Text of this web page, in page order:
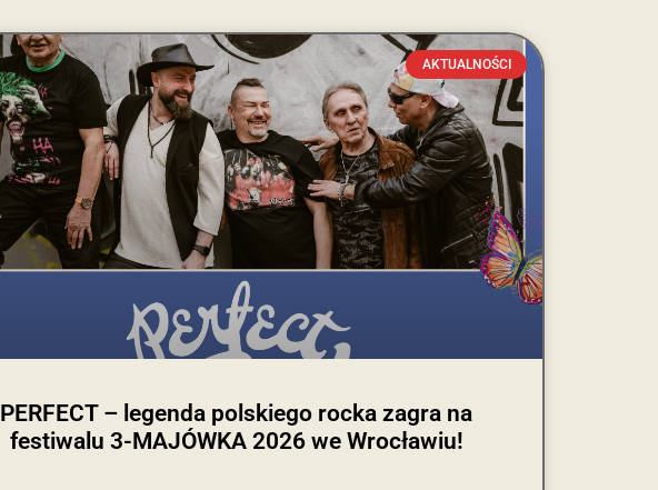
AKTUALNOŚCI
PERFECT – legenda polskiego rocka zagra na
festiwalu 3-MAJÓWKA 2026 we Wrocławiu!